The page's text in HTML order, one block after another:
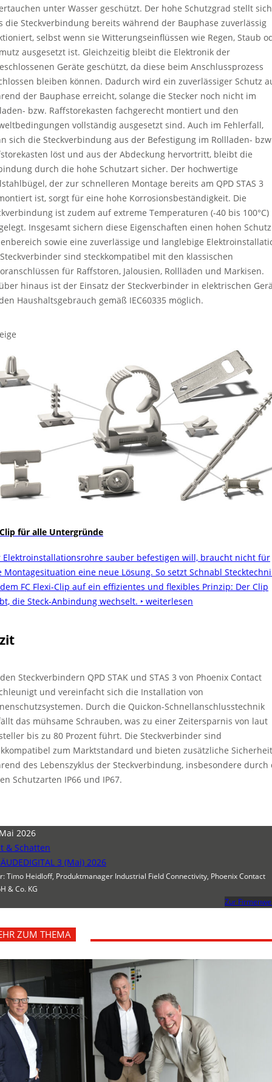
unter Wasser geschützt. Der hohe Schutzgrad stellt
die Steckverbindung bereits während der Bauphase zuverlässig
selbst wenn sie Witterungseinflüssen wie Regen, Staub
ausgesetzt ist. Gleichzeitig bleibt die Elektronik der
Geräte geschützt, da diese beim Anschlussprozess
bleiben können. Dadurch wird ein zuverlässiger Schutz
der Bauphase erreicht, solange die Stecker noch nicht im
bzw. Raffstorekasten fachgerecht montiert und den
vollständig ausgesetzt sind. Auch im Fehlerfall,
sich die Steckverbindung aus der Befestigung im Rollladen-
löst und aus der Abdeckung hervortritt, bleibt die
durch die hohe Schutzart sicher. Der hochwertige
der zur schnelleren Montage bereits am QPD STAS 3
ist, sorgt für eine hohe Korrosionsbeständigkeit. Die
ist zudem auf extreme Temperaturen (-40 bis 100°C)
Insgesamt sichern diese Eigenschaften einen hohen
sowie eine zuverlässige und langlebige
sind steckkompatibel mit den klassischen
für Raffstoren, Jalousien, Rollläden und Markisen.
hinaus ist der Einsatz der Steckverbinder in elektrischen
Haushaltsgebrauch gemäß IEC60335 möglich.
für alle Untergründe
Elektroinstallationsrohre sauber befestigen will, braucht nicht für
Montagesituation eine neue Lösung. So setzt Schnabl
FC Flexi-Clip auf ein effizientes und flexibles Prinzip: Der Clip
die Steck-Anbindung wechselt. ‣ weiterlesen
Steckverbindern QPD STAK und STAS 3 von Phoenix Contact
und vereinfacht sich die Installation von
Durch die Quickon-Schnellanschlusstechnik
das mühsame Schrauben, was zu einer Zeitersparnis von laut
bis zu 80 Prozent führt. Die Steckverbinder sind
zum Marktstandard und bieten zusätzliche Sicherheit
des Lebenszyklus der Steckverbindung, insbesondere durch
Schutzarten IP66 und IP67.
2026
& Schatten
3 (Mai) 2026
Timo Heidloff, Produktmanager Industrial Field Connectivity, Phoenix Contact
& Co. KG
Zur
ZUM THEMA